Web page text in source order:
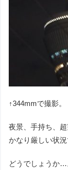
↑344mmで撮影。
夜景、手持ち、
かなり厳しい状
どうでしょうか…